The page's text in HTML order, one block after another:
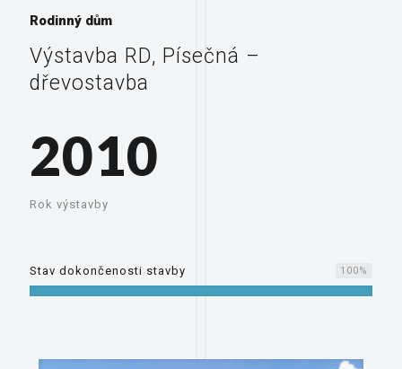
Rodinný dům
Výstavba RD, Písečná –
dřevostavba
2010
Rok výstavby
Stav dokončenosti stavby 100%